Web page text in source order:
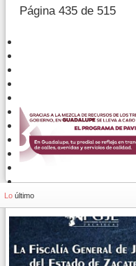
Página 435 de 515
Lo último